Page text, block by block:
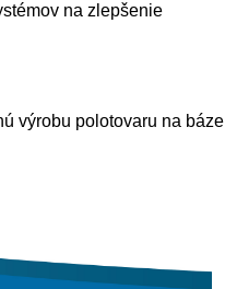
na zlepšenie
výrobu polotovaru na báze